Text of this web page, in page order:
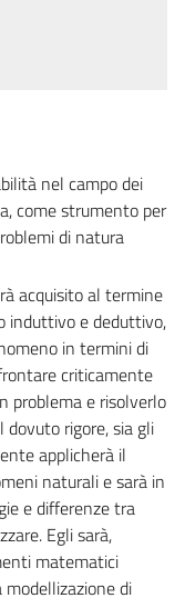
nel campo dei
come strumento per
di natura
acquisito al termine
induttivo e deduttivo,
in termini di
criticamente
problema e risolverlo
rigore, sia gli
applicherà il
naturali e sarà in
e differenze tra
Egli sarà,
matematici
di